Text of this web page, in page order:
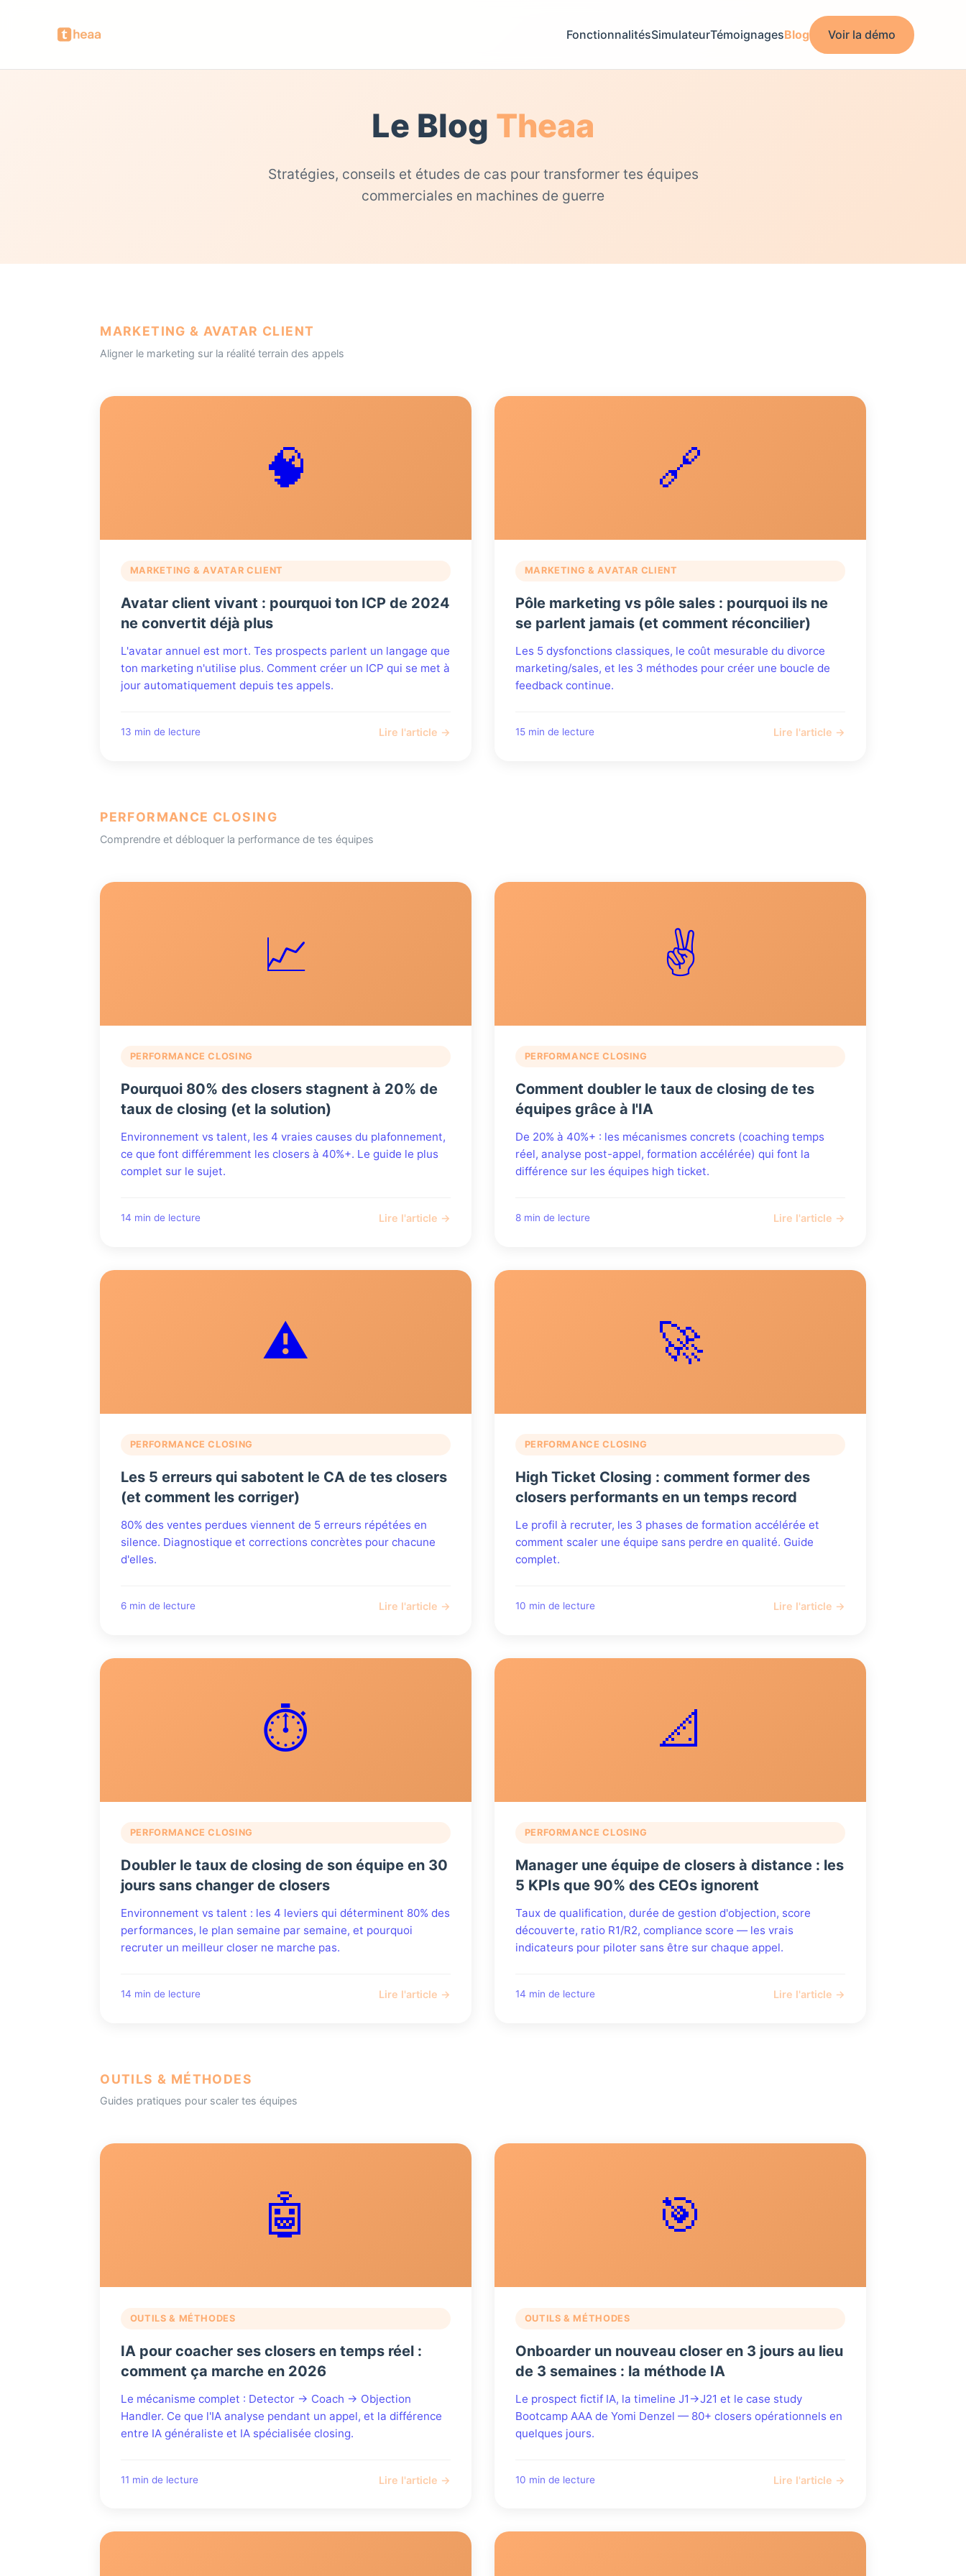
FonctionnalitésSimulateurTémoignagesBlog Voir la démo
Le Blog Theaa
Stratégies, conseils et études de cas pour transformer tes équipes
commerciales en machines de guerre
MARKETING & AVATAR CLIENT
Aligner le marketing sur la réalité terrain des appels
🧠
MARKETING & AVATAR CLIENT
Avatar client vivant : pourquoi ton ICP de 2024
ne convertit déjà plus
L'avatar annuel est mort. Tes prospects parlent un langage que
ton marketing n'utilise plus. Comment créer un ICP qui se met à
jour automatiquement depuis tes appels.
13 min de lecture Lire l'article →
🔗
MARKETING & AVATAR CLIENT
Pôle marketing vs pôle sales : pourquoi ils ne
se parlent jamais (et comment réconcilier)
Les 5 dysfonctions classiques, le coût mesurable du divorce
marketing/sales, et les 3 méthodes pour créer une boucle de
feedback continue.
15 min de lecture Lire l'article →
PERFORMANCE CLOSING
Comprendre et débloquer la performance de tes équipes
📈
PERFORMANCE CLOSING
Pourquoi 80% des closers stagnent à 20% de
taux de closing (et la solution)
Environnement vs talent, les 4 vraies causes du plafonnement,
ce que font différemment les closers à 40%+. Le guide le plus
complet sur le sujet.
14 min de lecture Lire l'article →
✌️
PERFORMANCE CLOSING
Comment doubler le taux de closing de tes
équipes grâce à l'IA
De 20% à 40%+ : les mécanismes concrets (coaching temps
réel, analyse post-appel, formation accélérée) qui font la
différence sur les équipes high ticket.
8 min de lecture Lire l'article →
⚠️
PERFORMANCE CLOSING
Les 5 erreurs qui sabotent le CA de tes closers
(et comment les corriger)
80% des ventes perdues viennent de 5 erreurs répétées en
silence. Diagnostique et corrections concrètes pour chacune
d'elles.
6 min de lecture Lire l'article →
🚀
PERFORMANCE CLOSING
High Ticket Closing : comment former des
closers performants en un temps record
Le profil à recruter, les 3 phases de formation accélérée et
comment scaler une équipe sans perdre en qualité. Guide
complet.
10 min de lecture Lire l'article →
⏱️
PERFORMANCE CLOSING
Doubler le taux de closing de son équipe en 30
jours sans changer de closers
Environnement vs talent : les 4 leviers qui déterminent 80% des
performances, le plan semaine par semaine, et pourquoi
recruter un meilleur closer ne marche pas.
14 min de lecture Lire l'article →
📐
PERFORMANCE CLOSING
Manager une équipe de closers à distance : les
5 KPIs que 90% des CEOs ignorent
Taux de qualification, durée de gestion d'objection, score
découverte, ratio R1/R2, compliance score — les vrais
indicateurs pour piloter sans être sur chaque appel.
14 min de lecture Lire l'article →
OUTILS & MÉTHODES
Guides pratiques pour scaler tes équipes
🤖
OUTILS & MÉTHODES
IA pour coacher ses closers en temps réel :
comment ça marche en 2026
Le mécanisme complet : Detector → Coach → Objection
Handler. Ce que l'IA analyse pendant un appel, et la différence
entre IA généraliste et IA spécialisée closing.
11 min de lecture Lire l'article →
🎯
OUTILS & MÉTHODES
Onboarder un nouveau closer en 3 jours au lieu
de 3 semaines : la méthode IA
Le prospect fictif IA, la timeline J1→J21 et le case study
Bootcamp AAA de Yomi Denzel — 80+ closers opérationnels en
quelques jours.
10 min de lecture Lire l'article →